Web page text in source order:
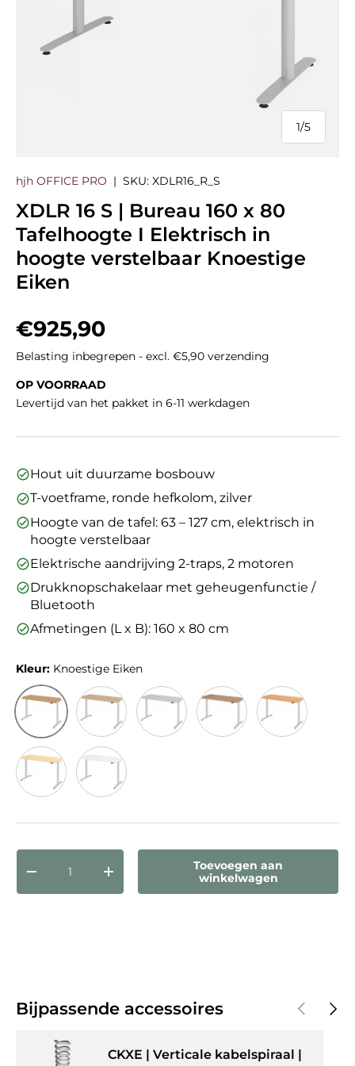
1/
van
5
hjh OFFICE PRO | SKU: XDLR16_R_S
XDLR 16 S | Bureau 160 x 80
Tafelhoogte I Elektrisch in
hoogte verstelbaar Knoestige
Eiken
Reguliere prijs
€925,90
Belasting inbegrepen - excl. €5,90 verzending
OP VOORRAAD
Levertijd van het pakket in 6-11 werkdagen
Hout uit duurzame bosbouw
T-voetframe, ronde hefkolom, zilver
Hoogte van de tafel: 63 – 127 cm, elektrisch in
hoogte verstelbaar
Elektrische aandrijving 2-traps, 2 motoren
Drukknopschakelaar met geheugenfunctie /
Bluetooth
Afmetingen (L x B): 160 x 80 cm
Kleur: Knoestige Eiken
Knoestige Eiken
Eiken
Aantal
Verlaag de hoeveelheidVerhoog de hoeveelheid
Toevoegen aan
winkelwagen
Bijpassende accessoires Vorige
CKXE | Verticale kabelspiraal |